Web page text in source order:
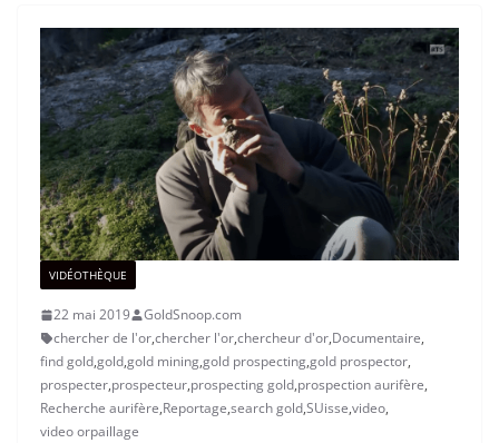
VIDÉOTHÈQUE
22 mai 2019
GoldSnoop.com
chercher de l'or,chercher l'or,chercheur d'or,Documentaire,
find gold,gold,gold mining,gold prospecting,gold prospector,
prospecter,prospecteur,prospecting gold,prospection aurifère,
Recherche aurifère,Reportage,search gold,SUisse,video,
video orpaillage